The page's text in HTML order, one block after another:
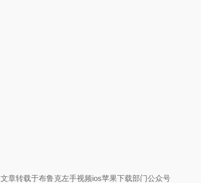
文章转载于布鲁克左手视频ios苹果下载部门公众号